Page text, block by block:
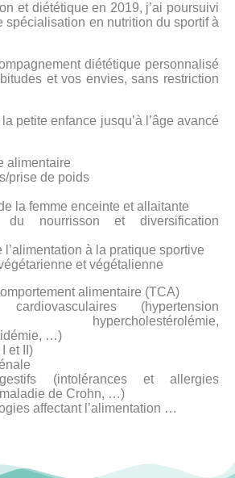
et diététique en 2019, j’ai poursuivi
spécialisation en nutrition du sportif à
diététique personnalisé
et vos envies, sans restriction
petite enfance jusqu’à l’âge avancé
alimentaire
prise de poids
la femme enceinte et allaitante
du nourrisson et diversification
l’alimentation à la pratique sportive
et végétalienne
alimentaire (TCA)
cardiovasculaires (hypertension
hypercholestérolémie,
…)
et II)
(intolérances et allergies
de Crohn, …)
affectant l’alimentation …